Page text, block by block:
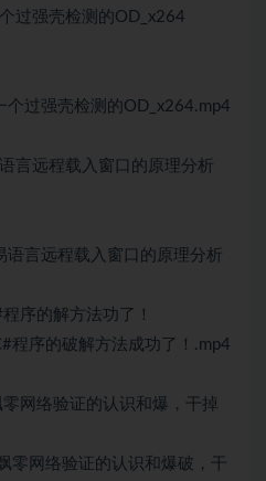
过强壳检测的OD_x264
过强壳检测的OD_x264.mp4
言远程载入窗口的原理分析
言远程载入窗口的原理分析
序的解方法功了！
程序的破解方法成功了！.mp4
网络验证的认识和爆，干掉
零网络验证的认识和爆破，干